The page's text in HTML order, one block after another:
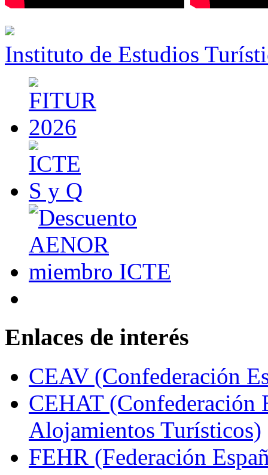
Instituto de Estudios
Enlaces de interés
CEAV (Confederación
CEHAT (Confederación
Alojamientos Turísticos)
FEHR (Federación